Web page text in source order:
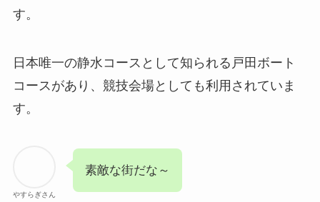
す。
日本唯一の静水コースとして知られる戸田ボート
コースがあり、競技会場としても利用されていま
す。
やすらぎさん
素敵な街だな～